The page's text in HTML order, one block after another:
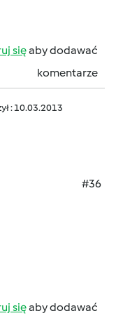
sięaby dodawać
komentarze
: 10.03.2013
#36
sięaby dodawać